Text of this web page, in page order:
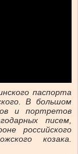
паспорта
В большом
и портретов
писем,
российского
козака.